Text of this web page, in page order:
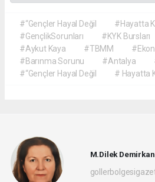
#“Gençler Hayal Değil
#Hayatta
#GençlikSorunları
#KYK Bursları
#Aykut Kaya
#TBMM
#Barınma Sorunu
#Antalya
#“Gençler Hayal Değil
# Hayatta
M.Dilek Demirkan